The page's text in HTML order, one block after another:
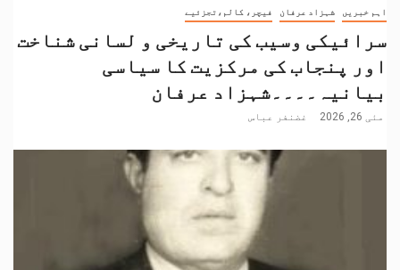
اہم خبریں شہزاد عرفان فیچر، کالم،تجزئیے
سرائیکی وسیب کی تاریخی و لسانی شناخت
اور پنجاب کی مرکزیت کا سیاسی
بیانیہ۔۔۔۔شہزاد عرفان
مئی 26, 2026 غضنفر عباس